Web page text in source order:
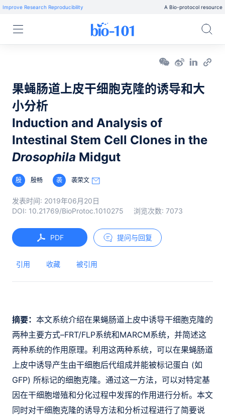
Improve Research Reproducibility A Bio-protocol resource
果蝇肠道上皮干细胞克隆的诱导和大
小分析
Induction and Analysis of
Intestinal Stem Cell Clones in the
Drosophila Midgut
殷 殷畅 袭 袭荣文
发表时间: 2019年06月20日
DOI: 10.21769/BioProtoc.1010275 浏览次数: 7073
PDF 提问与回复
引用 收藏 被引用
摘要： 本文系统介绍在果蝇肠道上皮中诱导干细胞克隆的
两种主要方式–FRT/FLP系统和MARCM系统，并简述这
两种系统的作用原理。利用这两种系统，可以在果蝇肠道
上皮中诱导产生由干细胞后代组成并能被标记蛋白 (如
GFP) 所标记的细胞克隆。通过这一方法，可以对特定基
因在干细胞增殖和分化过程中发挥的作用进行分析。本文
同时对干细胞克隆的诱导方法和分析过程进行了简要说